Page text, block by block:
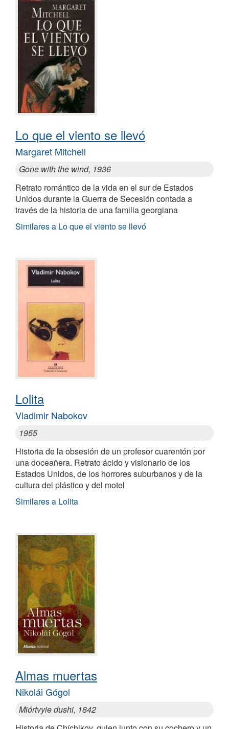
Lo que el viento se llevó
Margaret Mitchell
Gone with the wind, 1936
Retrato romántico de la vida en el sur de Estados
Unidos durante la Guerra de Secesión contada a
través de la historia de una familia georgiana
Similares a Lo que el viento se llevó
Lolita
Vladimir Nabokov
1955
Historia de la obsesión de un profesor cuarentón por
una doceañera. Retrato ácido y visionario de los
Estados Unidos, de los horrores suburbanos y de la
cultura del plástico y del motel
Similares a Lolita
Almas muertas
Nikolái Gógol
Miórtvyie dushi, 1842